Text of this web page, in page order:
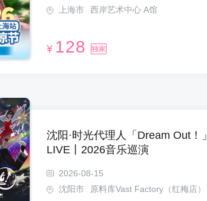
上海市
西岸艺术中心 A馆
¥ 128 独家
沈阳·时光代理人「Dream Out！」
LIVE丨2026音乐巡演
2026-08-15
沈阳市
原料库Vast Factory（红梅店）